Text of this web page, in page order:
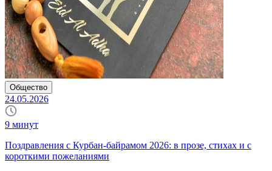
Общество
24.05.2026
9 минут
Поздравления с Курбан-байрамом 2026: в прозе, стихах и c
короткими пожеланиями